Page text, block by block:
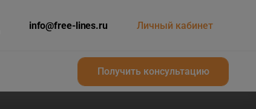
info@free-lines.ru Личный кабинет
Получить консультацию
Получить консультацию